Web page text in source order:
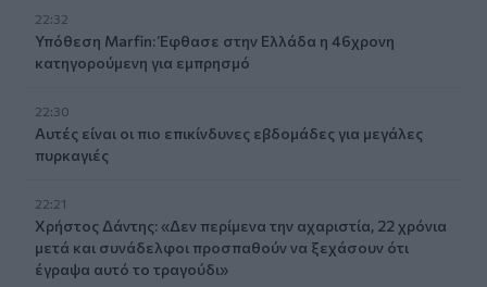
22:32
Υπόθεση Marfin: Έφθασε στην Ελλάδα η 46χρονη
κατηγορούμενη για εμπρησμό
22:30
Αυτές είναι οι πιο επικίνδυνες εβδομάδες για μεγάλες
πυρκαγιές
22:21
Χρήστος Δάντης: «Δεν περίμενα την αχαριστία, 22 χρόνια
μετά και συνάδελφοι προσπαθούν να ξεχάσουν ότι
έγραψα αυτό το τραγούδι»